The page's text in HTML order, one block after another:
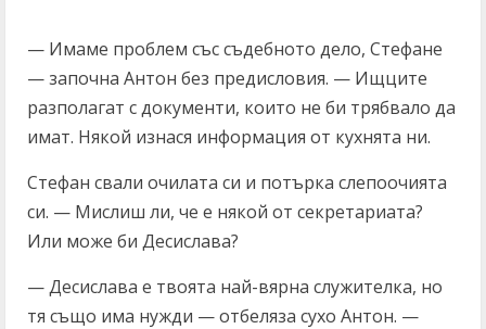
— Имаме проблем със съдебното дело, Стефане
— започна Антон без предисловия. — Ищците
разполагат с документи, които не би трябвало да
имат. Някой изнася информация от кухнята ни.
Стефан свали очилата си и потърка слепоочията
си. — Мислиш ли, че е някой от секретариата?
Или може би Десислава?
— Десислава е твоята най-вярна служителка, но
тя също има нужди — отбеляза сухо Антон. —